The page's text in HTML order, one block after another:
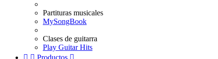
Partituras musicales
MySongBook
Clases de guitarra
Play Guitar Hits
  Productos 